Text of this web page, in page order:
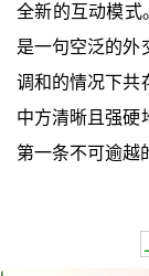
全新的互动模式
是一句空泛的外
调和的情况下共
中方清晰且强硬
第一条不可逾越